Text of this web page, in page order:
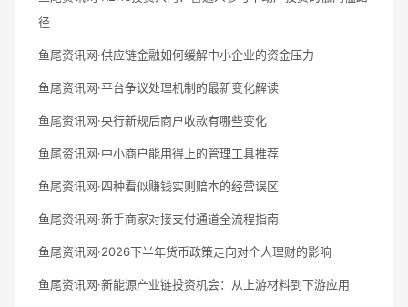
径
鱼尾资讯网·供应链金融如何缓解中小企业的资金压力
鱼尾资讯网·平台争议处理机制的最新变化解读
鱼尾资讯网·央行新规后商户收款有哪些变化
鱼尾资讯网·中小商户能用得上的管理工具推荐
鱼尾资讯网·四种看似赚钱实则赔本的经营误区
鱼尾资讯网·新手商家对接支付通道全流程指南
鱼尾资讯网·2026下半年货币政策走向对个人理财的影响
鱼尾资讯网·新能源产业链投资机会：从上游材料到下游应用